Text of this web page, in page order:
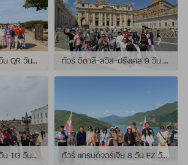
ทัวร์สแกนดิเนเวีย 10 วัน QR วันที่ 23 กรกฏาคม - 01 สิงหาคม 2569 เดินทางกับไกด์พี่จุ้ย และ พี่กั้ง ทัวร์ อิตาลี-สวิส-ฝรั่งเศส 9 วัน QR วันที่ 24 กรกฏาคม - 01 สิงหาคม 2569 เดินทางกับไกด์พี่เช
ทัวร์ สแกนดิเนเวีย 10วัน TG วันที่ 24 กรกฏาคม - 02 สิงหาคม 2569 เดินทางกับไกด์พี่ยอร์ช ทัวร์ แกรนด์จอร์เจีย 8 วัน FZ วันที่ 26 กรกฎาคม - 02 สิงหาคม 2569 เดินทางกับไกด์พี่โจ๊ก